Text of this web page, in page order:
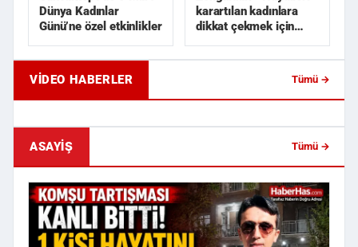
Dünya Kadınlar
Günü’ne özel etkinlikler
karartılan kadınlara
dikkat çekmek için
VIDEO HABERLER Tümü →
Samsun'da Trafik Kazası!
Samsun'da İlginç
ASAYIŞ Tümü →